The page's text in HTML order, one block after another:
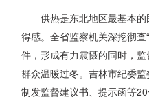
供热是东北地区最基本
得感。全省监察机关深挖彻
件，形成有力震慑的同时，
群众温暖过冬。吉林市纪委
制发监督建议书、提示函等